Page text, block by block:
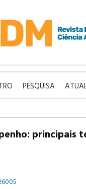
PESQUISA
principais